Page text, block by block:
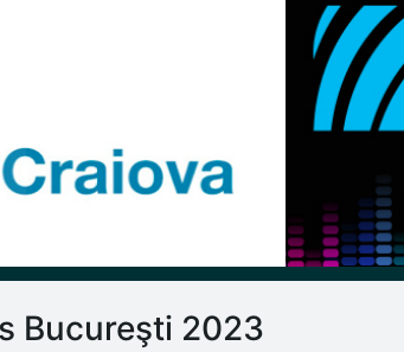
Bucureşti 2023